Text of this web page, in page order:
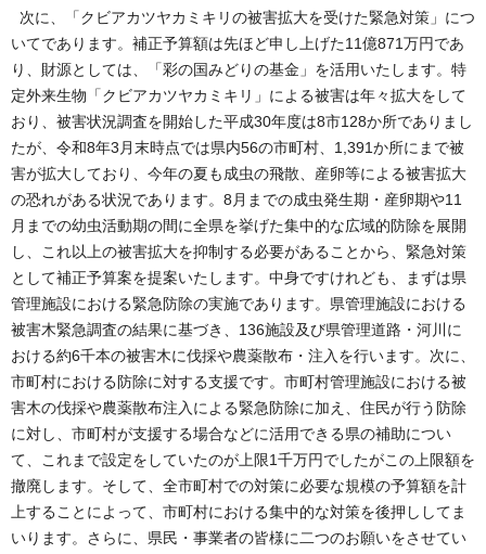
次に、「クビアカツヤカミキリの被害拡大を受けた緊急対策」につ
いてであります。補正予算額は先ほど申し上げた11億871万円であ
り、財源としては、「彩の国みどりの基金」を活用いたします。特
定外来生物「クビアカツヤカミキリ」による被害は年々拡大をして
おり、被害状況調査を開始した平成30年度は8市128か所でありまし
たが、令和8年3月末時点では県内56の市町村、1,391か所にまで被
害が拡大しており、今年の夏も成虫の飛散、産卵等による被害拡大
の恐れがある状況であります。8月までの成虫発生期・産卵期や11
月までの幼虫活動期の間に全県を挙げた集中的な広域的防除を展開
し、これ以上の被害拡大を抑制する必要があることから、緊急対策
として補正予算案を提案いたします。中身ですけれども、まずは県
管理施設における緊急防除の実施であります。県管理施設における
被害木緊急調査の結果に基づき、136施設及び県管理道路・河川に
おける約6千本の被害木に伐採や農薬散布・注入を行います。次に、
市町村における防除に対する支援です。市町村管理施設における被
害木の伐採や農薬散布注入による緊急防除に加え、住民が行う防除
に対し、市町村が支援する場合などに活用できる県の補助につい
て、これまで設定をしていたのが上限1千万円でしたがこの上限額を
撤廃します。そして、全市町村での対策に必要な規模の予算額を計
上することによって、市町村における集中的な対策を後押ししてま
いります。さらに、県民・事業者の皆様に二つのお願いをさせてい